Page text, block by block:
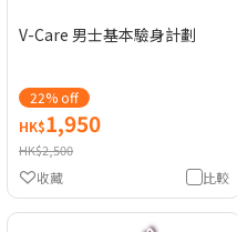
V-Care 男士基本驗身計劃
22% off
HK$1,950
HK$2,500
比較
收藏